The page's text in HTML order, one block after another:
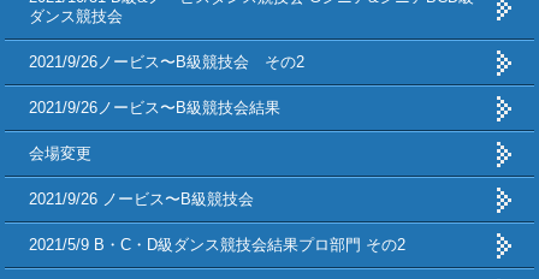
ダンス競技会
2021/9/26ノービス〜B級競技会 その2
2021/9/26ノービス〜B級競技会結果
会場変更
2021/9/26 ノービス〜B級競技会
2021/5/9 B・C・D級ダンス競技会結果プロ部門 その2